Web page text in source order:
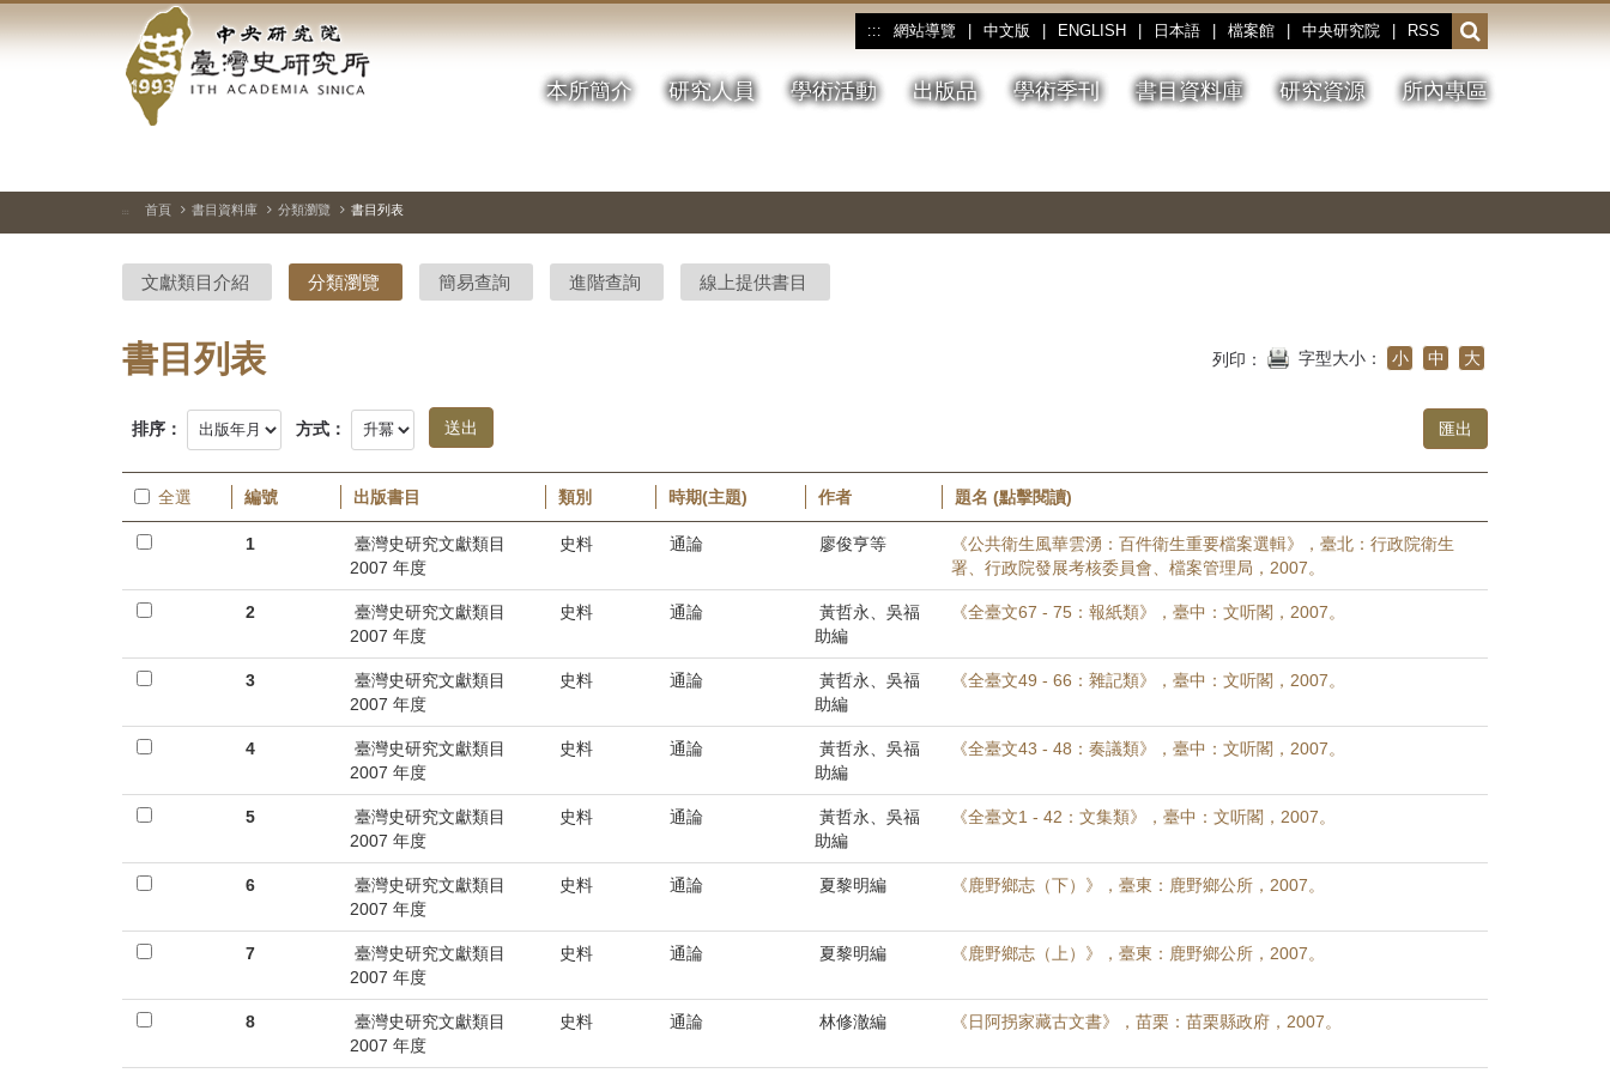
到
中
央
研
院-
臺
灣
史
究
所-
首
頁
::: 網站導覽 中文版 ENGLISH 日本語 檔案館 中央研究院 RSS
開
啟
或
收
本所簡介 研究人員 學術活動 出版品 學術季刊 書目資料庫 研究資源 所內專區
停、
圖
圖
結
::: 首頁 書目資料庫 分類瀏覽 書目列表
文獻類目介紹 分類瀏覽 簡易查詢 進階查詢 線上提供書目
書目列表 列印： 字型大小： 小 中 大
排序： 方式：
全選 編號 出版書目 類別 時期(主題) 作者 題名 (點擊閱讀)
1
臺灣史研究文獻類目
2007 年度
史料 通論 廖俊亨等
《公共衛生風華雲湧：百件衛生重要檔案選輯》，臺北：行政院衛生
署、行政院發展考核委員會、檔案管理局，2007。
2
臺灣史研究文獻類目
2007 年度
史料 通論
黃哲永、吳福
助編
《全臺文67 - 75：報紙類》，臺中：文听閣，2007。
3
臺灣史研究文獻類目
2007 年度
史料 通論
黃哲永、吳福
助編
《全臺文49 - 66：雜記類》，臺中：文听閣，2007。
4
臺灣史研究文獻類目
2007 年度
史料 通論
黃哲永、吳福
助編
《全臺文43 - 48：奏議類》，臺中：文听閣，2007。
5
臺灣史研究文獻類目
2007 年度
史料 通論
黃哲永、吳福
助編
《全臺文1 - 42：文集類》，臺中：文听閣，2007。
6
臺灣史研究文獻類目
2007 年度
史料 通論 夏黎明編 《鹿野鄉志（下）》，臺東：鹿野鄉公所，2007。
7
臺灣史研究文獻類目
2007 年度
史料 通論 夏黎明編 《鹿野鄉志（上）》，臺東：鹿野鄉公所，2007。
8
臺灣史研究文獻類目
2007 年度
史料 通論 林修澈編 《日阿拐家藏古文書》，苗栗：苗栗縣政府，2007。